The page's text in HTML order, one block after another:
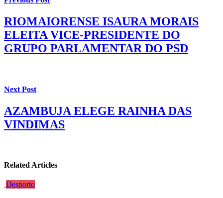
RIOMAIORENSE ISAURA MORAIS
ELEITA VICE-PRESIDENTE DO
GRUPO PARLAMENTAR DO PSD
Next Post
AZAMBUJA ELEGE RAINHA DAS
VINDIMAS
Related Articles
Desporto